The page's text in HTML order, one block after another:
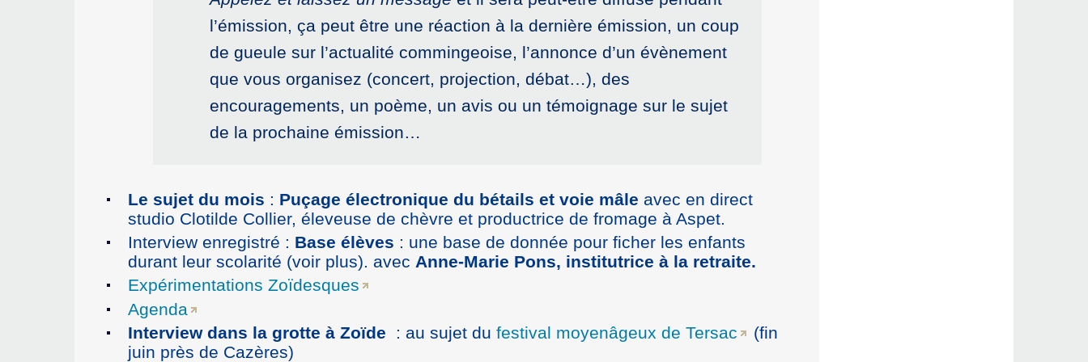
l’émission, ça peut être une réaction à la dernière émission, un coup
de gueule sur l’actualité commingeoise, l’annonce d’un évènement
que vous organisez (concert, projection, débat…), des
encouragements, un poème, un avis ou un témoignage sur le sujet
de la prochaine émission…
Le sujet du mois : Puçage électronique du bétails et voie mâle avec en direct
studio Clotilde Collier, éleveuse de chèvre et productrice de fromage à Aspet.
Interview enregistré : Base élèves : une base de donnée pour ficher les enfants
durant leur scolarité (voir plus). avec Anne-Marie Pons, institutrice à la retraite.
Expérimentations Zoïdesques
Agenda
Interview dans la grotte à Zoïde
: au sujet du festival moyenâgeux de Tersac
(fin
juin près de Cazères)